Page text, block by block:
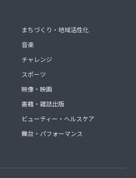
まちづくり・地域活性化
音楽
チャレンジ
スポーツ
映像・映画
書籍・雑誌出版
ビューティー・ヘルスケア
舞台・パフォーマンス